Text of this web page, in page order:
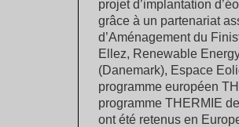
projet d’implantation
grâce à un partenariat
d’Aménagement du
Ellez, Renewable
(Danemark), Espace
programme européen
programme THERMIE
ont été retenus en